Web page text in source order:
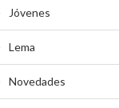
Jóvenes
Lema
Novedades